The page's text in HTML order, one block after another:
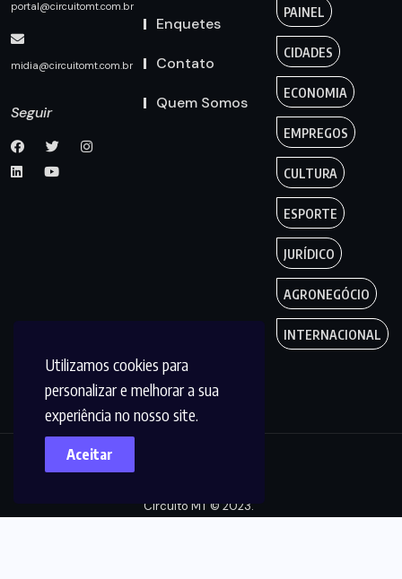
Utilizamos cookies para
personalizar e melhorar a sua
experiência no nosso site.
Aceitar
portal@circuitomt.com.br
midia@circuitomt.com.br
Seguir
Enquetes
Contato
Quem Somos
PAINEL
CIDADES
ECONOMIA
EMPREGOS
CULTURA
ESPORTE
JURÍDICO
AGRONEGÓCIO
INTERNACIONAL
Circuito MT © 2023.